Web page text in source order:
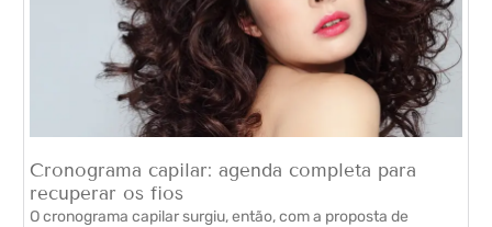
Cronograma capilar: agenda completa para
recuperar os fios
O cronograma capilar surgiu, então, com a proposta de